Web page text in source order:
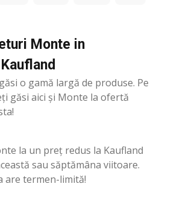
Monte in
o gamă largă de produse. Pe
găsi aici și Monte la ofertă
la un preț redus la Kaufland
sau săptămâna viitoare.
are termen-limită!